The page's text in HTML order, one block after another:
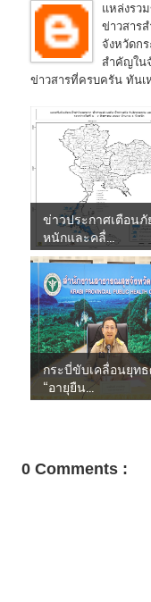
แหล่งรว
ข่าวสาร
จังหวัดก
สำคัญใน
ข่าวสารที่ครบครัน ทันเ
ข่าวประกาศเตือนภั
หนักและคลื่...
กระบี่ขับเคลื่อนยุท
“อายุยืน...
0 Comments :